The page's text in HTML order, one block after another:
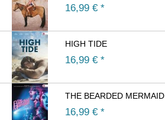
16,99 € *
HIGH TIDE
16,99 € *
THE BEARDED MERMAID
16,99 € *